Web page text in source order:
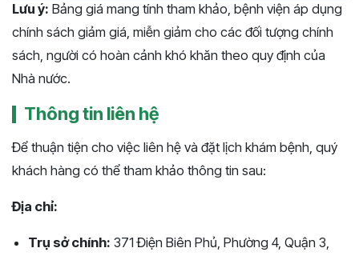
Lưu ý: Bảng giá mang tính tham khảo, bệnh viện áp dụng
chính sách giảm giá, miễn giảm cho các đối tượng chính
sách, người có hoàn cảnh khó khăn theo quy định của
Nhà nước.
Thông tin liên hệ
Để thuận tiện cho việc liên hệ và đặt lịch khám bệnh, quý
khách hàng có thể tham khảo thông tin sau:
Địa chỉ:
Trụ sở chính: 371 Điện Biên Phủ, Phường 4, Quận 3,